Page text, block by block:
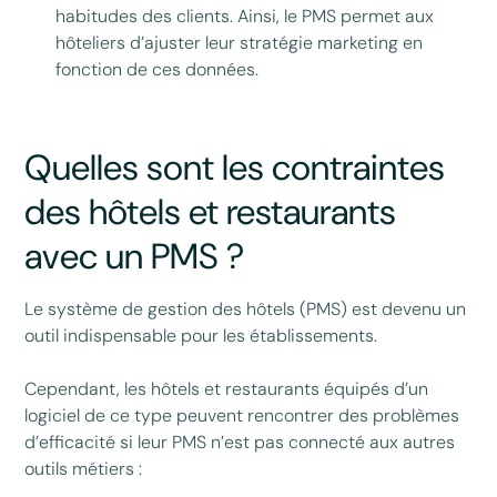
habitudes des clients. Ainsi, le PMS permet aux
hôteliers d’ajuster leur stratégie marketing en
fonction de ces données.
Quelles sont les contraintes
des hôtels et restaurants
avec un PMS ?
Le système de gestion des hôtels (PMS) est devenu un
outil indispensable pour les établissements.
Cependant, les hôtels et restaurants équipés d’un
logiciel de ce type peuvent rencontrer des problèmes
d’efficacité si leur PMS n’est pas connecté aux autres
outils métiers :